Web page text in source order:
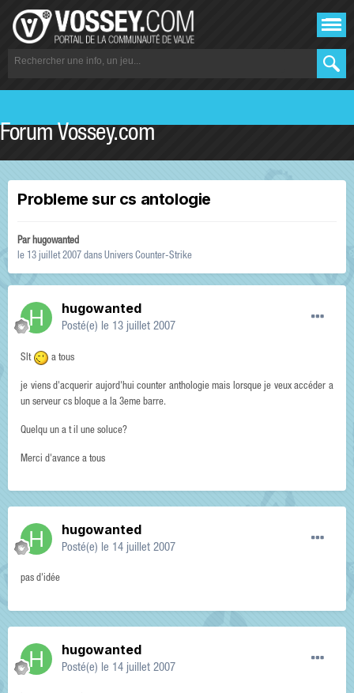
Forum Vossey.com
Probleme sur cs antologie
Parhugowanted
le 13 juillet 2007 dans Univers Counter-Strike
hugowanted
Posté(e) le 13 juillet 2007
Slt a tous
je viens d'acquerir aujord'hui counter anthologie mais lorsque je veux accéder a
un serveur cs bloque a la 3eme barre.
Quelqu un a t il une soluce?
Merci d'avance a tous
hugowanted
Posté(e) le 14 juillet 2007
pas d'idée
hugowanted
Posté(e) le 14 juillet 2007